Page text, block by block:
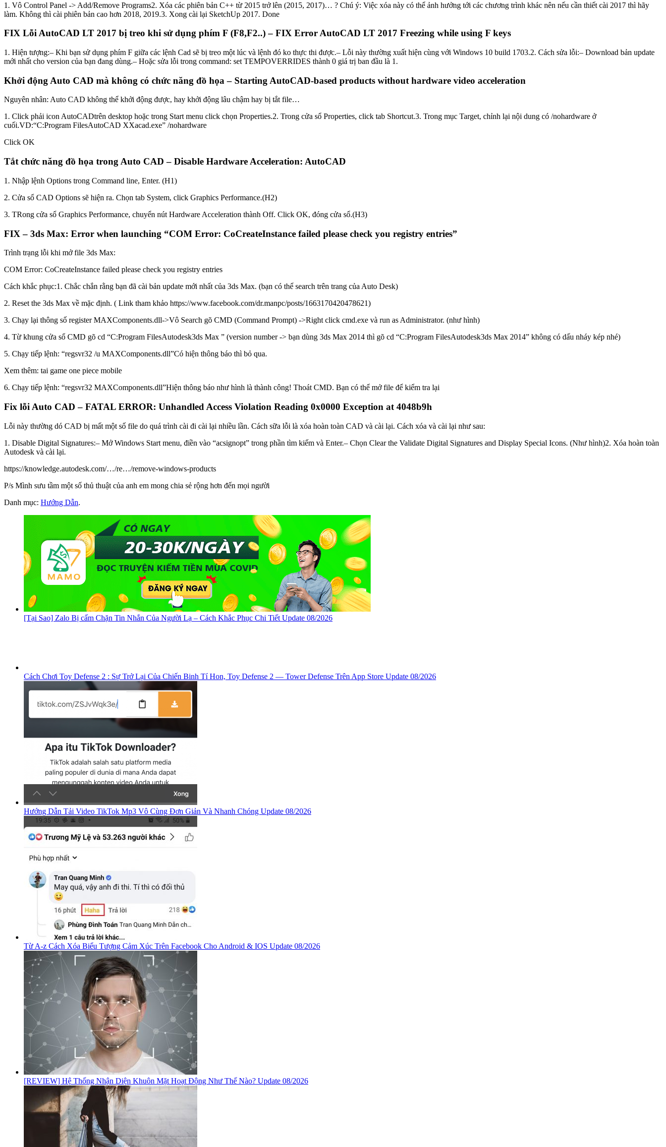
1. Vô Control Panel -> Add/Remove Programs2. Xóa các phiên bản C++ từ 2015 trở lên (2015, 2017)… ? Chú ý: Việc xóa này có thể ảnh hưởng tới các chương trình khác nên nếu cần thiết cài 2017 thì hãy
làm. Không thì cài phiên bản cao hơn 2018, 2019.3. Xong cài lại SketchUp 2017. Done
FIX Lỗi AutoCAD LT 2017 bị treo khi sử dụng phím F (F8,F2..) – FIX Error AutoCAD LT 2017 Freezing while using F keys
1. Hiện tượng:– Khi bạn sử dụng phím F giữa các lệnh Cad sẽ bị treo một lúc và lệnh đó ko thực thi được.– Lỗi này thường xuất hiện cùng với Windows 10 build 1703.2. Cách sửa lỗi:– Download bản update
mới nhất cho version của bạn đang dùng.– Hoặc sửa lỗi trong command: set TEMPOVERRIDES thành 0 giá trị ban đầu là 1.
Khởi động Auto CAD mà không có chức năng đồ họa – Starting AutoCAD-based products without hardware video acceleration
Nguyên nhân: Auto CAD không thể khởi động được, hay khởi động lâu chậm hay bị tắt file…
1. Click phải icon AutoCADtrên desktop hoặc trong Start menu click chọn Properties.2. Trong cửa sổ Properties, click tab Shortcut.3. Trong mục Target, chỉnh lại nội dung có /nohardware ở
cuối.VD:“C:Program FilesAutoCAD XXacad.exe” /nohardware
Click OK
Tắt chức năng đồ họa trong Auto CAD – Disable Hardware Acceleration: AutoCAD
1. Nhập lệnh Options trong Command line, Enter. (H1)
2. Cửa sổ CAD Options sẽ hiện ra. Chọn tab System, click Graphics Performance.(H2)
3. TRong cửa sổ Graphics Performance, chuyển nút Hardware Acceleration thành Off. Click OK, đóng cửa sổ.(H3)
FIX – 3ds Max: Error when launching “COM Error: CoCreateInstance failed please check you registry entries”
Trình trạng lỗi khi mở file 3ds Max:
COM Error: CoCreateInstance failed please check you registry entries
Cách khắc phục:1. Chắc chắn rằng bạn đã cài bản update mới nhất của 3ds Max. (bạn có thể search trên trang của Auto Desk)
2. Reset the 3ds Max về mặc định. ( Link tham khảo https://www.facebook.com/dr.manpc/posts/1663170420478621)
3. Chạy lại thông số register MAXComponents.dll->Vô Search gõ CMD (Command Prompt) ->Right click cmd.exe và run as Administrator. (như hình)
4. Từ khung cửa sổ CMD gõ cd “C:Program FilesAutodesk3ds Max ” (version number -> bạn dùng 3ds Max 2014 thì gõ cd “C:Program FilesAutodesk3ds Max 2014” không có dấu nháy kép nhé)
5. Chạy tiếp lệnh: “regsvr32 /u MAXComponents.dll”Có hiện thông báo thì bỏ qua.
Xem thêm: tai game one piece mobile
6. Chạy tiếp lệnh: “regsvr32 MAXComponents.dll”Hiện thông báo như hình là thành công! Thoát CMD. Bạn có thể mở file để kiểm tra lại
Fix lỗi Auto CAD – FATAL ERROR: Unhandled Access Violation Reading 0x0000 Exception at 4048b9h
Lỗi này thường dó CAD bị mất một số file do quá trình cài đi cài lại nhiều lần. Cách sữa lỗi là xóa hoàn toàn CAD và cài lại. Cách xóa và cài lại như sau:
1. Disable Digital Signatures:– Mở Windows Start menu, điền vào “acsignopt” trong phần tìm kiếm và Enter.– Chọn Clear the Validate Digital Signatures and Display Special Icons. (Như hình)2. Xóa hoàn toàn
Autodesk và cài lại.
https://knowledge.autodesk.com/…/re…/remove-windows-products
P/s Mình sưu tầm một số thủ thuật của anh em mong chia sẻ rộng hơn đến mọi người
Danh mục: Hướng Dẫn.
[Tại Sao] Zalo Bị cấm Chặn Tin Nhắn Của Người Lạ – Cách Khắc Phục Chi Tiết Update 08/2026
Cách Chơi Toy Defense 2 : Sự Trở Lại Của Chiến Binh Tí Hon, ‎Toy Defense 2 — Tower Defense Trên App Store Update 08/2026
Hướng Dẫn Tải Video TikTok Mp3 Vô Cùng Đơn Giản Và Nhanh Chóng Update 08/2026
Từ A-z Cách Xóa Biểu Tượng Cảm Xúc Trên Facebook Cho Android & IOS Update 08/2026
[REVIEW] Hệ Thống Nhận Diện Khuôn Mặt Hoạt Động Như Thế Nào? Update 08/2026